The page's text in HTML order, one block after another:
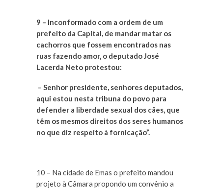
9 – Inconformado com a ordem de um
prefeito da Capital, de mandar matar os
cachorros que fossem encontrados nas
ruas fazendo amor, o deputado José
Lacerda Neto protestou:
– Senhor presidente, senhores deputados,
aqui estou nesta tribuna do povo para
defender a liberdade sexual dos cães, que
têm os mesmos direitos dos seres humanos
no que diz respeito à fornicação”.
10 – Na cidade de Emas o prefeito mandou
projeto à Câmara propondo um convênio a